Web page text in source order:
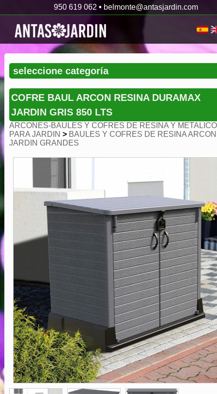
950 619 062 • belmonte@antasjardin.com
COFRE BAUL ARCON RESINA DURAMAX
JARDIN GRIS 850 LTS
ARCONES-BAULES Y COFRES DE RESINA Y
PARA JARDIN > BAULES Y COFRES DE RESINA ARCON
JARDIN GRANDES